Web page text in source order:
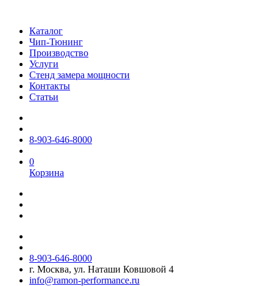
Каталог
Чип-Тюнинг
Производство
Услуги
Стенд замера мощности
Контакты
Статьи
8-903-646-8000
0
Корзина
8-903-646-8000
г. Москва, ул. Наташи Ковшовой 4
info@ramon-performance.ru